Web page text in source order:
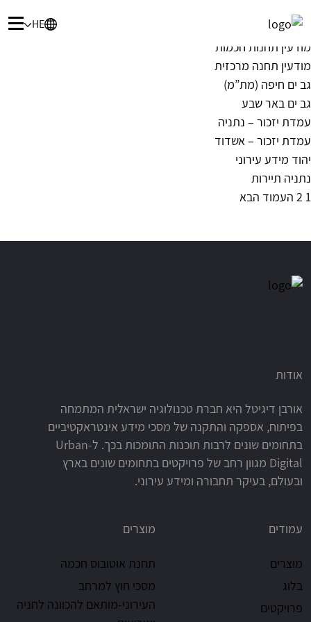
HE
תחנת רכבת בנייני האומה
מודעין תחנות חכמות
מודעין תחנה מרכזית
גב ים חיפה (מת”מ)
גב ים באר שבע
עמדת יזכור – נתניה
עמדת יזכור – אשדוד
יהוד מידע עירוני
נתניה תיירות
Posts
1
2 העמוד הבא
אודות
אורבן דיגיטל היא חברת טכנולוגיה ישראלית המתמחה
בפיתוח, אספקה והתקנה של מסכי מידע אינטראקטיביים
בתחומים שונים לרבות תוכנות התומכות בכך. ל-Urban
Digital מגוון רחב של פרויקטים בתחומים שונים בארץ
ובעולם, בעיקר תחבורה ומידע עירוני.
עמודים
מוצרים
בלוג
פרויקטים
מוצרים
תחנת אוטובוס חכמה
מסכי חוץ למרחב
העירוני-מותאם להכוונה לחניה